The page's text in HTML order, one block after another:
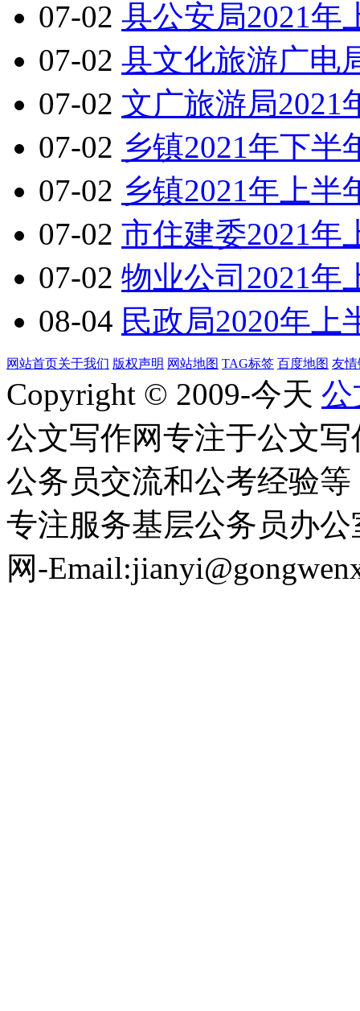
07-02 县公安局2021年
07-02 县文化旅游广电
07-02 文广旅游局2021
07-02 乡镇2021年下半
07-02 乡镇2021年上半
07-02 市住建委2021年
07-02 物业公司2021年
08-04 民政局2020年上
网站首页关于我们 版权声明 网站地图 TAG标签 百度地图 友
Copyright © 2009-今天 公
公文写作网专注于公文
公务员交流和公考经验等
专注服务基层公务员办
网-